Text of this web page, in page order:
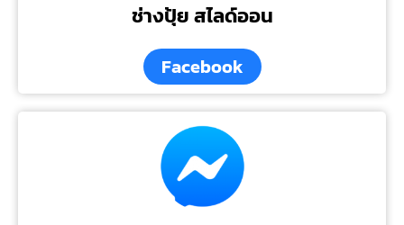
ช่างปุ้ย สไลด์ออน
Facebook